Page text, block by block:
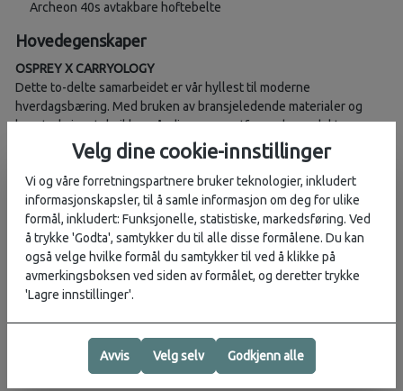
Archeon 40s avtakbare hoftebelte
Hovedegenskaper
OSPREY X CARRYOLOGY
Dette to-delte samarbeidet er vår hyllest til moderne
hverdagsbæring. Med bruken av bransjeledende materialer og
konstruksjonsteknikker går disse nøye utformede produktene
utover begrepet «bag» og påvirker hvordan du føler deg når du
bærer dem.
TEKNNOLOGIVENNLIG DESIGN
Utviklet for de mest teknologitunge brukerne, har Archeon
premium lommeløsninger og organisering for kabler, enheter og
bærbare PC-er. De spesielle teknolommene utvider seg for å
romme alt utstyret ditt – fra en telefon til en mini-drone, og alt
imellom.
MODERNE MODULARITET
Selv om de er svært funksjonelle alene, samhandler hver Archeon-
sekk og tilbehør for økt nytteverdi. Som et naturlig fundament
Velg dine cookie-innstillinger
Vi og våre forretningspartnere bruker teknologier, inkludert
informasjonskapsler, til å samle informasjon om deg for ulike
formål, inkludert: Funksjonelle, statistiske, markedsføring. Ved
å trykke 'Godta', samtykker du til alle disse formålene. Du kan
også velge hvilke formål du samtykker til ved å klikke på
avmerkingsboksen ved siden av formålet, og deretter trykke
'Lagre innstillinger'.
Avvis Velg selv Godkjenn alle